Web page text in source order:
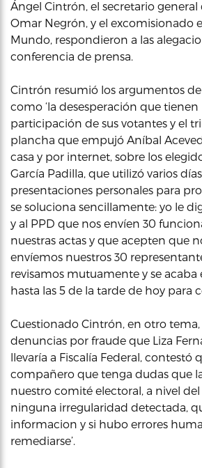
Ángel Cintrón, el secretario
Omar Negrón, y el excomisionado
Mundo, respondieron a las
conferencia de prensa.
Cintrón resumió los argumentos de
como ‘la desesperación que tienen
participación de sus votantes y el
plancha que empujó Aníbal
casa y por internet, sobre los
García Padilla, que utilizó varios
presentaciones personales para
se soluciona sencillamente: yo le
y al PPD que nos envíen 30
nuestras actas y que acepten que
envíemos nuestros 30
revisamos mutuamente y se acaba
hasta las 5 de la tarde de hoy para
Cuestionado Cintrón, en otro tema,
denuncias por fraude que Liza
llevaría a Fiscalía Federal, contestó
compañero que tenga dudas que
nuestro comité electoral, a nivel
ninguna irregularidad detectada,
informacion y si hubo errores
remediarse’.